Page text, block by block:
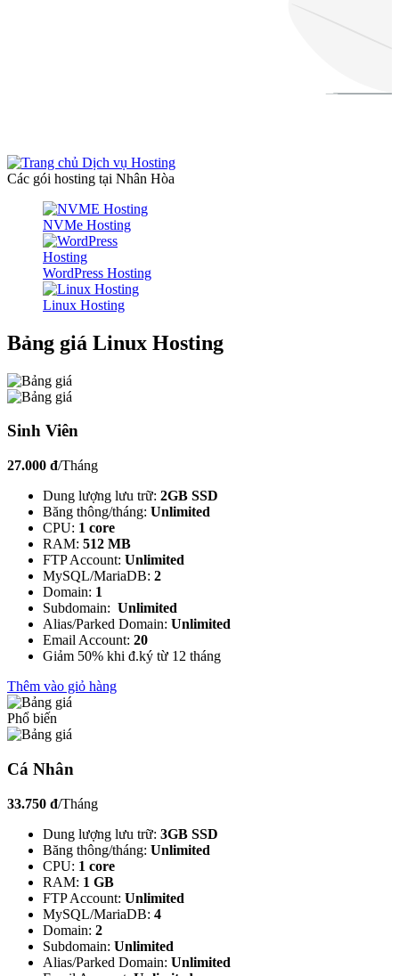
Dịch vụ Hosting
Các gói hosting tại Nhân Hòa
NVMe Hosting
WordPress Hosting
Linux Hosting
Bảng giá Linux Hosting
Sinh Viên
27.000 đ/Tháng
Dung lượng lưu trữ: 2GB SSD
Băng thông/tháng: Unlimited
CPU: 1 core
RAM: 512 MB
FTP Account: Unlimited
MySQL/MariaDB: 2
Domain: 1
Subdomain: Unlimited
Alias/Parked Domain: Unlimited
Email Account: 20
Giảm 50% khi đ.ký từ 12 tháng
Thêm vào giỏ hàng
Phổ biến
Cá Nhân
33.750 đ/Tháng
Dung lượng lưu trữ: 3GB SSD
Băng thông/tháng: Unlimited
CPU: 1 core
RAM: 1 GB
FTP Account: Unlimited
MySQL/MariaDB: 4
Domain: 2
Subdomain: Unlimited
Alias/Parked Domain: Unlimited